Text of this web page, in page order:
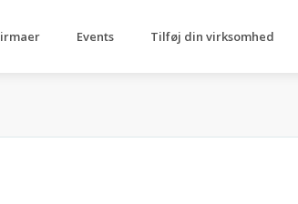
Events Tilføj din virksomhed